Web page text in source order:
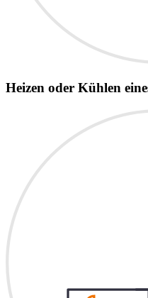
Heizen oder Kühlen